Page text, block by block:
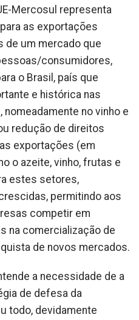
Mercosul representa
as exportações
de um mercado que
consumidores,
o Brasil, país que
e histórica nas
no vinho e
redução de direitos
exportações (em
o azeite, vinho, frutas e
estes setores,
permitindo aos
competir em
na comercialização de
de novos mercados.
a necessidade de a
de defesa da
todo, devidamente